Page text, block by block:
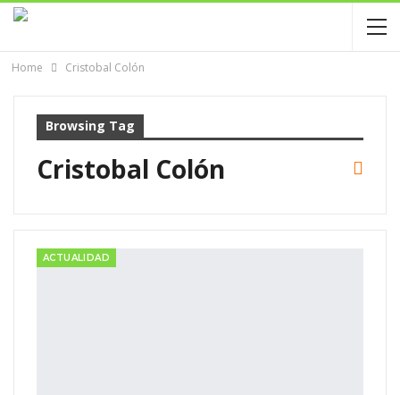
Home Cristobal Colón
Browsing Tag
Cristobal Colón
ACTUALIDAD